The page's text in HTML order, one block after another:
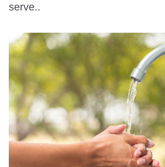
serve..